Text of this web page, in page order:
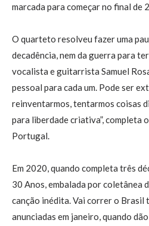
marcada para começar no final de
O quarteto resolveu fazer uma
decadência, nem da guerra para
vocalista e guitarrista Samuel
pessoal para cada um. Pode ser
reinventarmos, tentarmos coisas
para liberdade criativa”, completa
Portugal.
Em 2020, quando completa três
30 Anos, embalada por coletânea
canção inédita. Vai correr o Brasil
anunciadas em janeiro, quando